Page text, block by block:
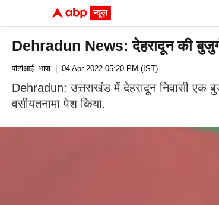
Dehradun News: देहरादून की बुजुर्ग
पीटीआई- भाषा | 04 Apr 2022 05:20 PM (IST)
Dehradun: उत्तराखंड में देहरादून निवासी एक
वसीयतनामा पेश किया.